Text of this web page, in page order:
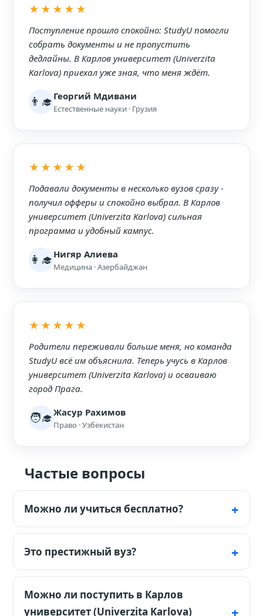
★★★★★
Поступление прошло спокойно: StudyU помогли
собрать документы и не пропустить
дедлайны. В Карлов университет (Univerzita
Karlova) приехал уже зная, что меня ждёт.
👨‍🎓 Георгий Мдивани
Естественные науки · Грузия
★★★★★
Подавали документы в несколько вузов сразу -
получил офферы и спокойно выбрал. В Карлов
университет (Univerzita Karlova) сильная
программа и удобный кампус.
👩‍🎓 Нигяр Алиева
Медицина · Азербайджан
★★★★★
Родители переживали больше меня, но команда
StudyU всё им объяснила. Теперь учусь в Карлов
университет (Univerzita Karlova) и осваиваю
город Прага.
🧑‍🎓Жасур Рахимов
Право · Узбекистан
Частые вопросы
Можно ли учиться бесплатно?
Да, на чешском языке обучение
бесплатно. Нужен сертификат чешского
(B2).
Это престижный вуз?
Да, это старейший и самый престижный
университет Чехии.
Можно ли поступить в Карлов
университет (Univerzita Karlova)